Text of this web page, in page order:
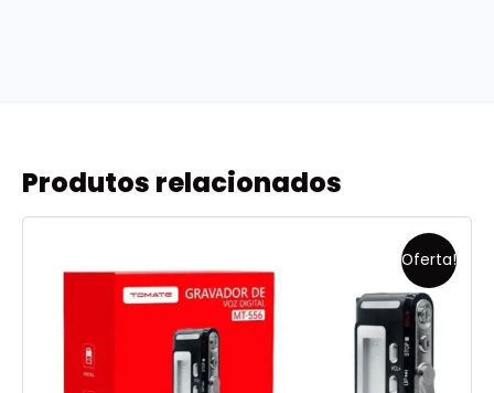
Produtos relacionados
Oferta!